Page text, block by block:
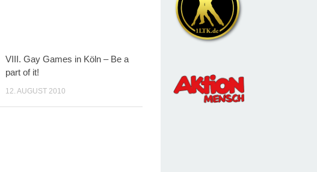
VIII. Gay Games in Köln – Be a
part of it!
12. AUGUST 2010